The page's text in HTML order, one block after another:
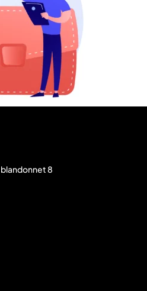
blandonnet 8